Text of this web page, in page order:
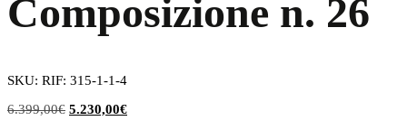
Composizione n. 26
SKU: RIF: 315-1-1-4
6.399,00€ Il
5.230,00€Il